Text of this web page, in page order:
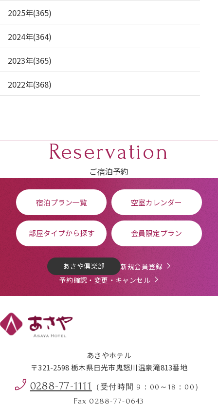
2025年(365)
2024年(364)
2023年(365)
2022年(368)
Reservation
ご宿泊予約
宿泊プラン一覧 空室カレンダー
部屋タイプから探す 会員限定プラン
あさや倶楽部
新規会員登録
予約確認・変更・キャンセル
あさやホテル
〒321-2598 栃木県日光市鬼怒川温泉滝813番地
0288-77-1111 （受付時間 9：00～18：00）
Fax 0288-77-0643